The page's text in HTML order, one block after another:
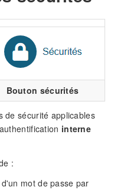
Bouton sécurités
de sécurité applicables
interne
:
mot de passe par